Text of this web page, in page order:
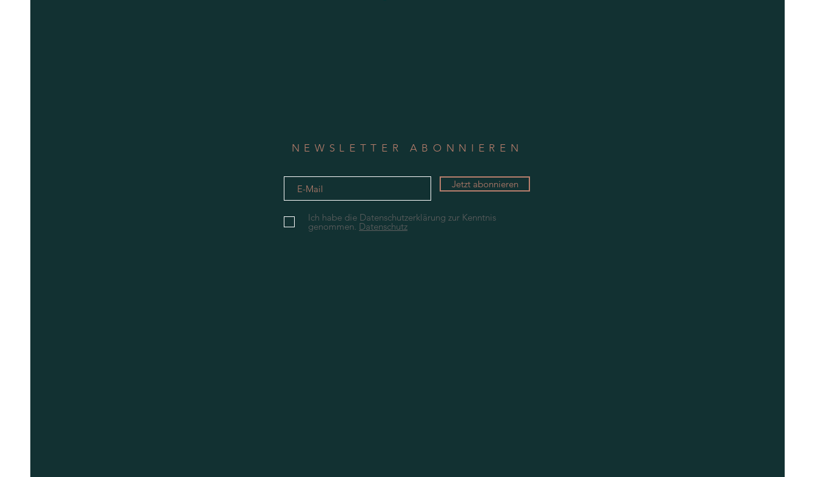
NEWSLETTER ABONNIEREN
Jetzt abonnieren
Ich habe die Datenschutzerklärung zur Kenntnis
genommen. Datenschutz